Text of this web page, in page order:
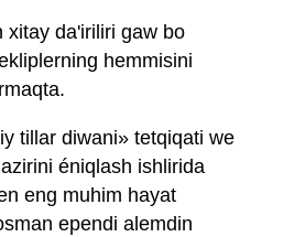
xitay da'iriliri gaw bo
hemmisini
tillar diwani» tetqiqati we
éniqlash ishlirida
eng muhim hayat
ependi alemdin